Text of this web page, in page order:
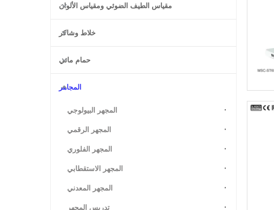
مقياس الطيف الضوئي ومقياس الألوان
خلاط وشاكر
حمام مائي
المجاهر
المجهر البيولوجي
المجهر الرقمي
المجهر الفلوري
المجهر الاستقطابي
المجهر المعدني
تدريس المجهر